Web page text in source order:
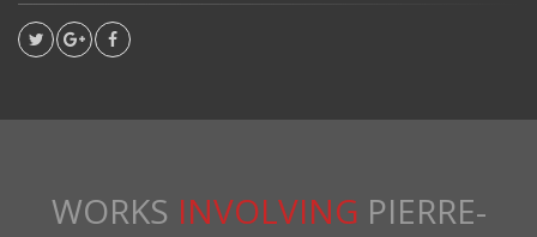
WORKS INVOLVING PIERRE-